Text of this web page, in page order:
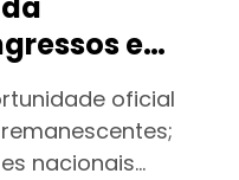
e
para edição
oficial
nacionais…